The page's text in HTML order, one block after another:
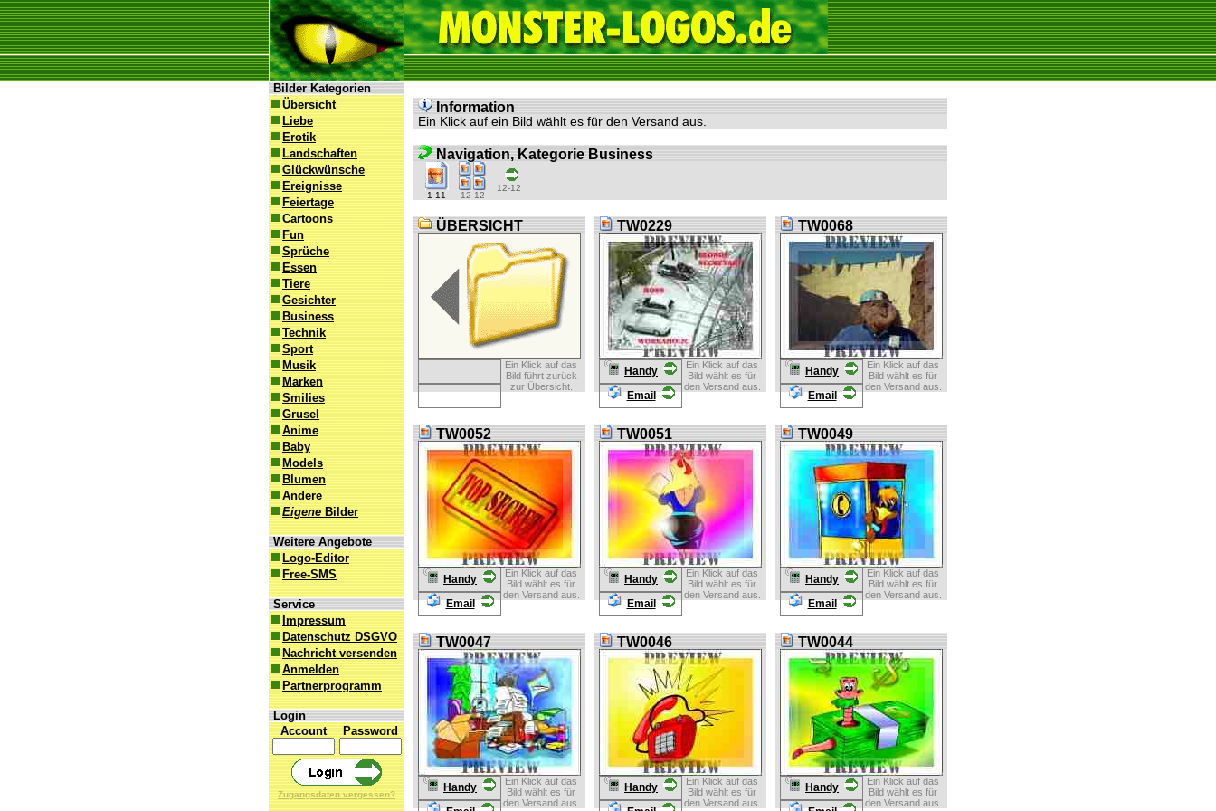
Bilder Kategorien
Übersicht
Liebe
Erotik
Landschaften
Glückwünsche
Ereignisse
Feiertage
Cartoons
Fun
Sprüche
Essen
Tiere
Gesichter
Business
Technik
Sport
Musik
Marken
Smilies
Grusel
Anime
Baby
Models
Blumen
Andere
Eigene Bilder
Weitere Angebote
Logo-Editor
Free-SMS
Service
Impressum
Datenschutz DSGVO
Nachricht versenden
Anmelden
Partnerprogramm
Login
Account
Password
Zugangsdaten vergessen?
Information
Ein Klick auf ein Bild wählt es für den Versand aus.
Navigation, Kategorie Business
1-11 12-12
12-12
ÜBERSICHT
Ein Klick auf das
Bild führt zurück
zur Übersicht.
TW0229
Handy
Email
Ein Klick auf das
Bild wählt es für
den Versand aus.
TW0068
Handy
Email
Ein Klick auf das
Bild wählt es für
den Versand aus.
TW0052
Handy
Email
Ein Klick auf das
Bild wählt es für
den Versand aus.
TW0051
Handy
Email
Ein Klick auf das
Bild wählt es für
den Versand aus.
TW0049
Handy
Email
Ein Klick auf das
Bild wählt es für
den Versand aus.
TW0047
Handy
Ein Klick auf das
Bild wählt es für
den Versand aus.
TW0046
Handy
Ein Klick auf das
Bild wählt es für
den Versand aus.
TW0044
Handy
Ein Klick auf das
Bild wählt es für
den Versand aus.